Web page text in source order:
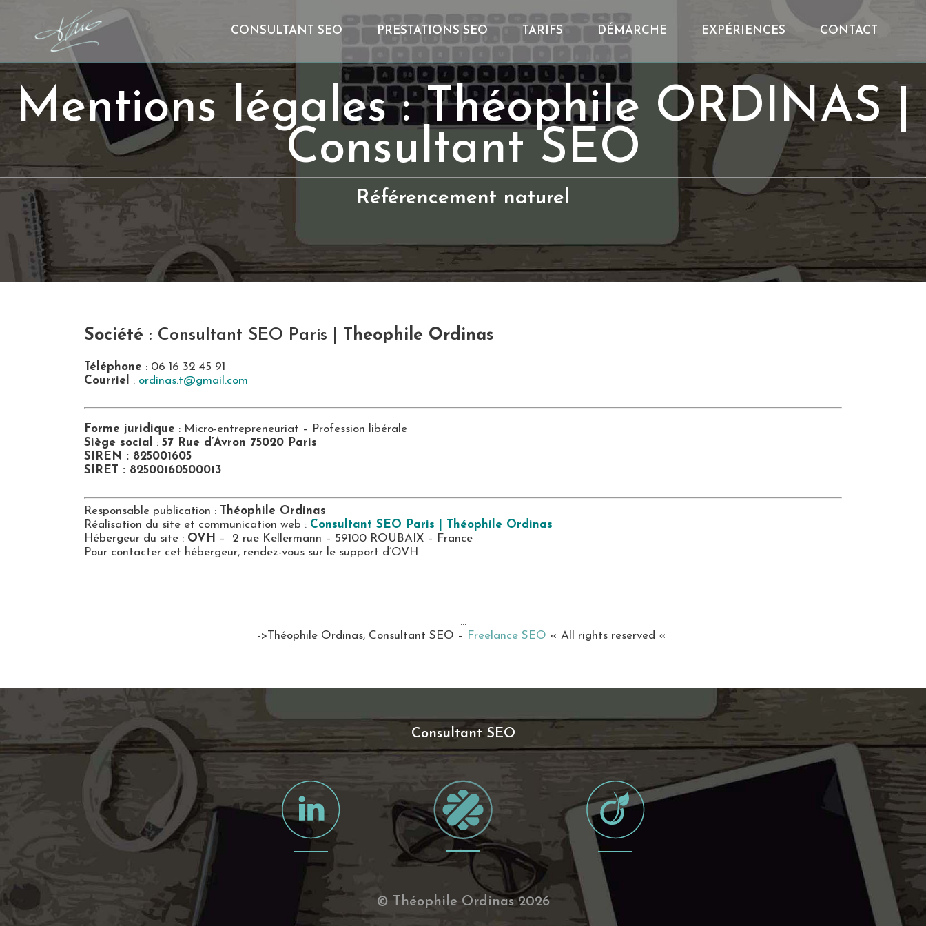
CONSULTANT SEO PRESTATIONS SEO TARIFS DÉMARCHE EXPÉRIENCES CONTACT
Mentions légales : Théophile ORDINAS |
Consultant SEO
Référencement naturel
Société : Consultant SEO Paris | Theophile Ordinas
Téléphone : 06 16 32 45 91
Courriel
: ordinas.t@gmail.com
Forme juridique : Micro-entrepreneuriat – Profession libérale
Siège social
: 57 Rue d’Avron 75020 Paris
SIREN : 825001605
SIRET : 82500160500013
Responsable publication :
Théophile Ordinas
Réalisation du site et communication web : Consultant SEO Paris | Théophile Ordinas
Hébergeur du site : OVH
– 2 rue Kellermann – 59100 ROUBAIX – France
Pour contacter cet hébergeur, rendez-vous sur le support d’OVH
…
->Théophile Ordinas, Consultant SEO – Freelance SEO « All rights reserved «
Consultant SEO
© Théophile Ordinas 2026